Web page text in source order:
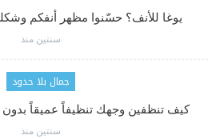
يوغا للأنف؟ حسّنوا مظهر أنفكم
سنتين منذ
جمال بلا حدود
كيف تنظفين وجهك تنظيفاً عميقاً بدون
سنتين منذ